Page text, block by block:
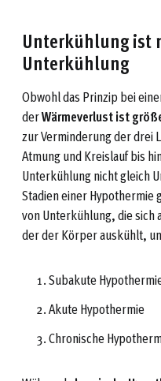
Unterkühlung ist
Unterkühlung
Obwohl das Prinzip bei
derWärmeverlust ist
zur Verminderung der drei
Atmung und Kreislauf bis
Unterkühlung nicht gleich
Stadien einer Hypothermie
von Unterkühlung, die sich
der der Körper auskühlt,
Subakute
Akute Hypothermie
Chronische